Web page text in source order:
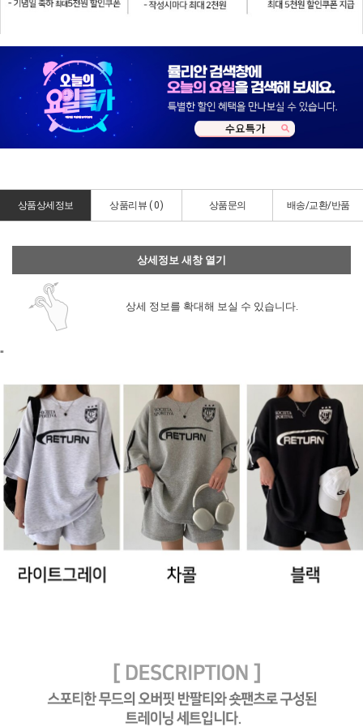
상품상세정보 상품리뷰 (0) 상품문의 배송/교환/반품
상세정보 새창 열기
상세 정보를 확대해 보실 수 있습니다.
"